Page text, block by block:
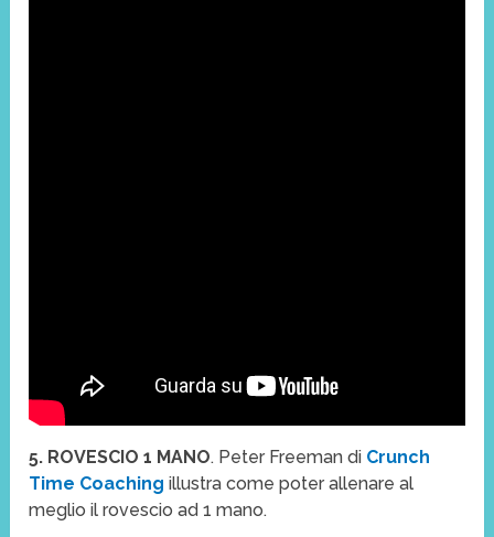
5. ROVESCIO 1 MANO. Peter Freeman di Crunch
Time Coaching illustra come poter allenare al
meglio il rovescio ad 1 mano.